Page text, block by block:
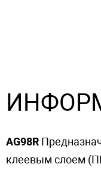
AG98R
клеевым слоем